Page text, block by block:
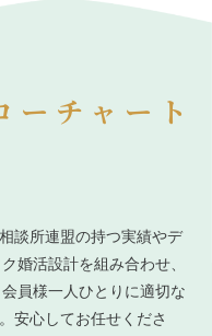
ーチャート
談所連盟の持つ実績やデ
婚活設計を組み合わせ、
員様一人ひとりに適切な
安心してお任せくださ